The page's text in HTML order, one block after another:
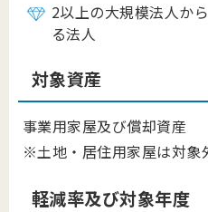
2以上の大規模法人か
る法人
対象資産
事業用家屋及び償却資産
※土地・居住用家屋は対象
軽減率及び対象年度